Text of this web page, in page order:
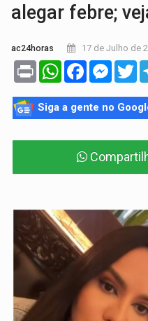
alegar febre;
ac24horas 17 de Julho de
Print WhatsAppFacebook
Siga a gente no